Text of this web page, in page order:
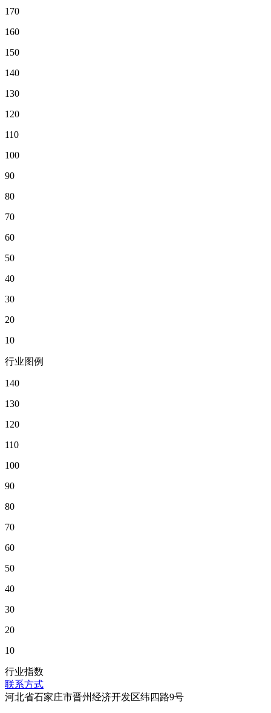
170
160
150
140
130
120
110
100
90
80
70
60
50
40
30
20
10
行业图例
140
130
120
110
100
90
80
70
60
50
40
30
20
10
行业指数
联系方式
河北省石家庄市晋州经济开发区纬四路9号